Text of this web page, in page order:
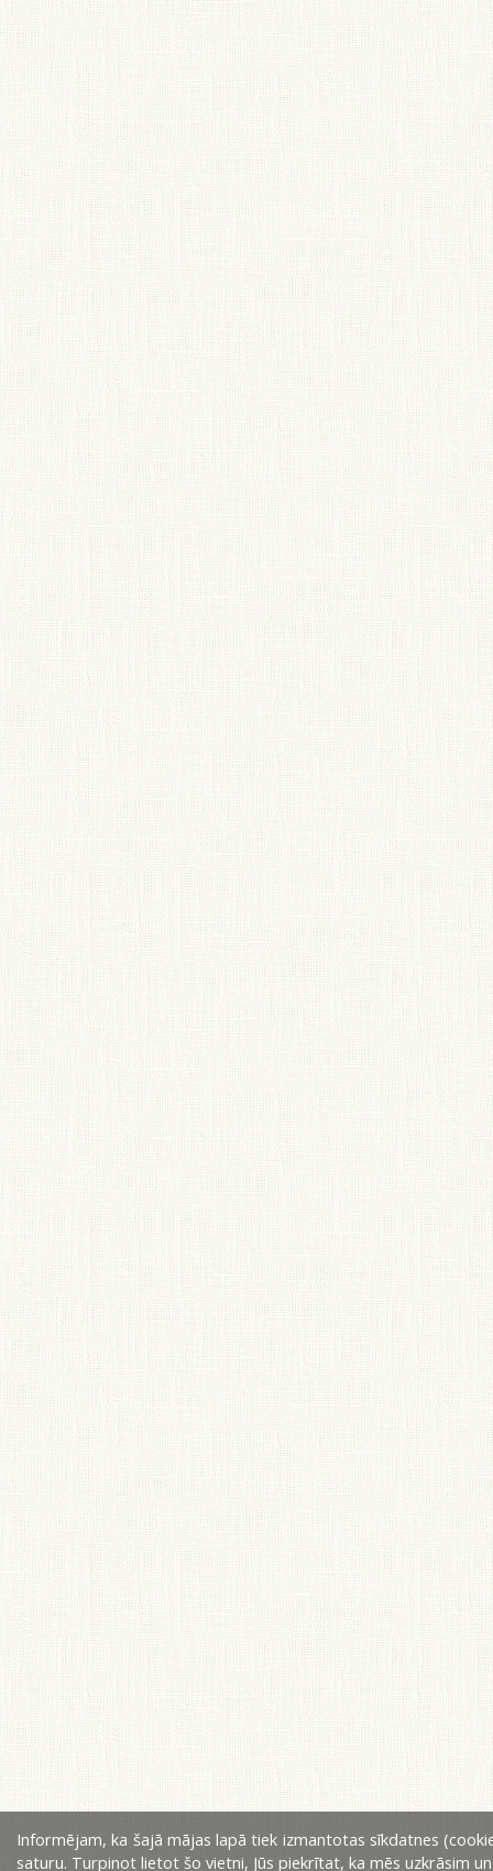
Informējam, ka šajā mājas lapā tiek izmantotas sīkdatnes
saturu. Turpinot lietot šo vietni, Jūs piekrītat, ka mēs uzkrāsim